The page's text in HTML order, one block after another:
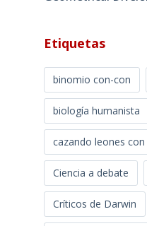
Etiquetas
binomio con-con
biología humanista
cazando leones
Ciencia a debate
Críticos de Darwin